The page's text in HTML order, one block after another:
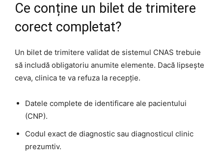
Ce conține un bilet de trimitere
corect completat?
Un bilet de trimitere validat de sistemul CNAS trebuie
să includă obligatoriu anumite elemente. Dacă lipsește
ceva, clinica te va refuza la recepție.
Datele complete de identificare ale pacientului
(CNP).
Codul exact de diagnostic sau diagnosticul clinic
prezumtiv.